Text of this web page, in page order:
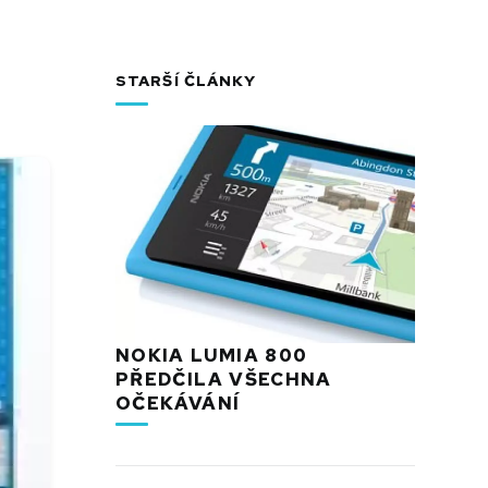
STARŠÍ ČLÁNKY
NOKIA LUMIA 800
PŘEDČILA VŠECHNA
OČEKÁVÁNÍ